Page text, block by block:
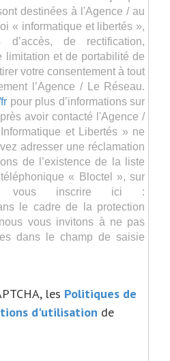
destinées à l'Agence / au
« informatique et libertés »,
de rectification,
limitation et de portabilité de
votre consentement à tout
l’Agence / Le Réseau.
pour plus d’informations sur
avoir contacté l'Agence /
et Libertés » ne
adresser une réclamation
de l’existence de la liste
« Bloctel », sur
vous inscrire ici :
le cadre de la protection
vous invitons à ne pas
dans le champ de saisie
les Politiques de
d'utilisation de